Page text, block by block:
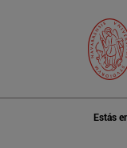
Estás